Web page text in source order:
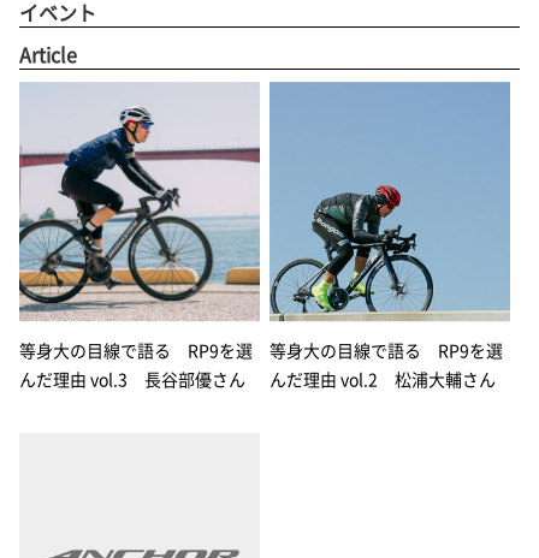
イベント
Article
等身大の目線で語る RP9を選
んだ理由 vol.3 長谷部優さん
等身大の目線で語る RP9を選
んだ理由 vol.2 松浦大輔さん